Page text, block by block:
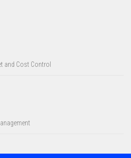
and Cost Control